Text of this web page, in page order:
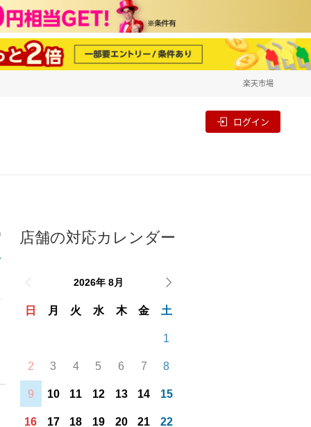
楽天市場
ログイン
店舗の対応カレンダー
2026年 8月
日 月 火 水 木 金 土
1
2 3 4 5 6 7 8
9 10 11 12 13 14 15
16 17 18 19 20 21 22